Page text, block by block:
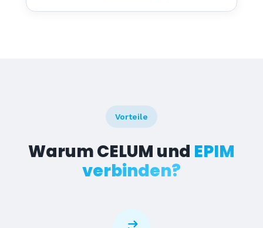
Vorteile
Warum CELUM und EPIM
verbinden?